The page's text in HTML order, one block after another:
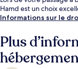
Hamd est un choix
Informations sur le
Plus